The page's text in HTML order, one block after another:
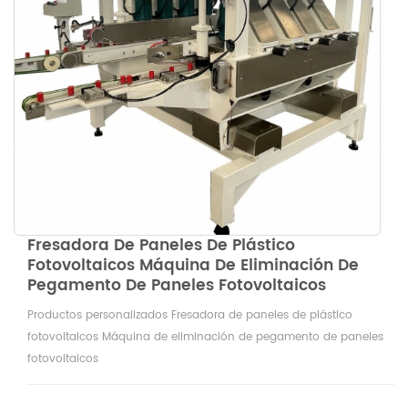
Fresadora De Paneles De Plástico
Fotovoltaicos Máquina De Eliminación De
Pegamento De Paneles Fotovoltaicos
Productos personalizados Fresadora de paneles de plástico
fotovoltaicos Máquina de eliminación de pegamento de paneles
fotovoltaicos